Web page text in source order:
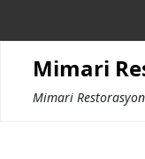
Mimari
Mimari